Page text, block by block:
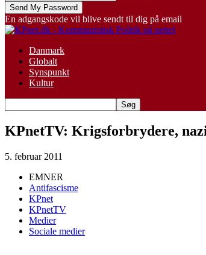
En adgangskode vil blive sendt til dig på email
Danmark
Globalt
Synspunkt
Kultur
KPnetTV: Krigsforbrydere,
5. februar 2011
EMNER
Antifascisme
KPnet
KPnetTV
Medier
Sociale medier